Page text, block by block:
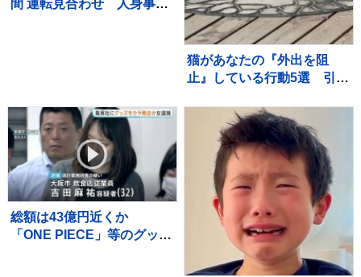
間 運転見合わせ 人身事故
猫があなたの『外出を阻
止』している行動5選 引き
総額は43億円近くか
「ONE PIECE」等のグッズ